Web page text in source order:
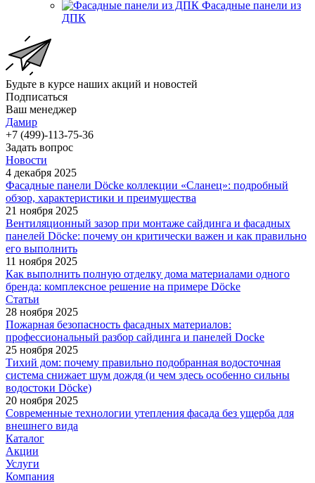
Фасадные панели из
ДПК
Будьте в курсе наших акций и новостей
Подписаться
Ваш менеджер
Дамир
+7 (499)-113-75-36
Задать вопрос
Новости
4 декабря 2025
Фасадные панели Döcke коллекции «Сланец»: подробный
обзор, характеристики и преимущества
21 ноября 2025
Вентиляционный зазор при монтаже сайдинга и фасадных
панелей Döcke: почему он критически важен и как правильно
его выполнить
11 ноября 2025
Как выполнить полную отделку дома материалами одного
бренда: комплексное решение на примере Döcke
Статьи
28 ноября 2025
Пожарная безопасность фасадных материалов:
профессиональный разбор сайдинга и панелей Docke
25 ноября 2025
Тихий дом: почему правильно подобранная водосточная
система снижает шум дождя (и чем здесь особенно сильны
водостоки Döcke)
20 ноября 2025
Современные технологии утепления фасада без ущерба для
внешнего вида
Каталог
Акции
Услуги
Компания